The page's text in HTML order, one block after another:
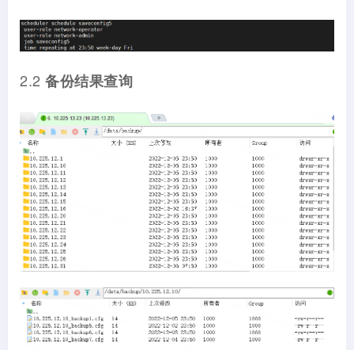
2.2 备份结果查询